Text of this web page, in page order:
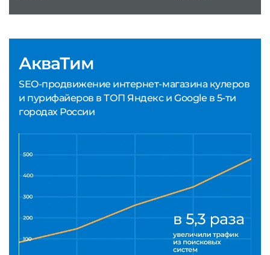
АкваТим
SEO-продвижение интернет-магазина кулеров
и пурифайеров в ТОП Яндекс и Google в 5-ти
городах России